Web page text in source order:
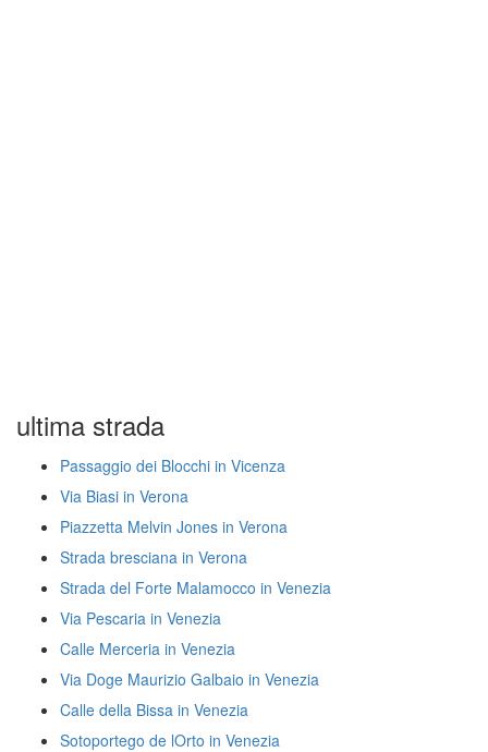
ultima strada
Passaggio dei Blocchi in Vicenza
Via Biasi in Verona
Piazzetta Melvin Jones in Verona
Strada bresciana in Verona
Strada del Forte Malamocco in Venezia
Via Pescaria in Venezia
Calle Merceria in Venezia
Via Doge Maurizio Galbaio in Venezia
Calle della Bissa in Venezia
Sotoportego de lOrto in Venezia